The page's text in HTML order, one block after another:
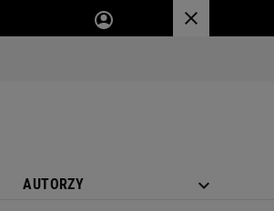
AUTORZY